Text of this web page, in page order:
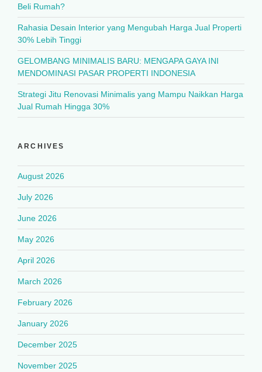
Beli Rumah?
Rahasia Desain Interior yang Mengubah Harga Jual Properti
30% Lebih Tinggi
GELOMBANG MINIMALIS BARU: MENGAPA GAYA INI
MENDOMINASI PASAR PROPERTI INDONESIA
Strategi Jitu Renovasi Minimalis yang Mampu Naikkan Harga
Jual Rumah Hingga 30%
ARCHIVES
August 2026
July 2026
June 2026
May 2026
April 2026
March 2026
February 2026
January 2026
December 2025
November 2025